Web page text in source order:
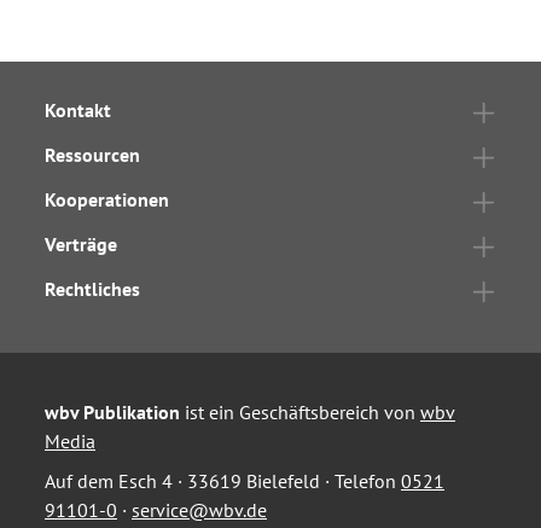
Kontakt
Ressourcen
Kooperationen
Verträge
Rechtliches
wbv Publikation ist ein Geschäftsbereich von wbv
Media
Auf dem Esch 4 · 33619 Bielefeld · Telefon 0521
91101-0 · service@wbv.de